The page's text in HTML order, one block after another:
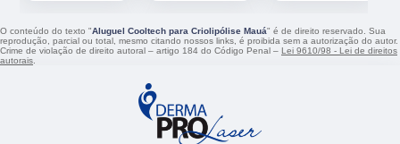
O conteúdo do texto "Aluguel Cooltech para Criolipólise Mauá" é de direito reservado. Sua
reprodução, parcial ou total, mesmo citando nossos links, é proibida sem a autorização do autor.
Crime de violação de direito autoral – artigo 184 do Código Penal – Lei 9610/98 - Lei de direitos
autorais